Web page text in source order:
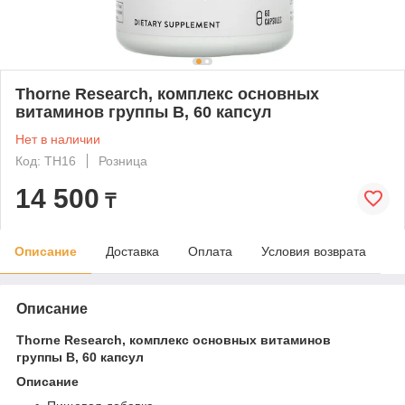
Thorne Research, комплекс основных
витаминов группы B, 60 капсул
Нет в наличии
Код: TH16
Розница
14 500 ₸
Описание Доставка Оплата Условия возврата
Описание
Thorne Research, комплекс основных витаминов
группы B, 60 капсул
Описание